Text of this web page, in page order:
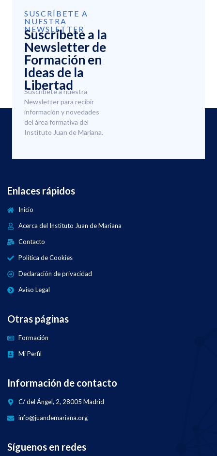
SUSCRÍBETE A
NUESTRA
NEWSLETTER
Suscríbete a la
Newsletter de
Formación en
Ideas de la
Libertad
Suscríbete a nuestra
Newsletter para recibir
información y novedades
del área formativa del
Instituto Juan de Mariana.
Enlaces rápidos
Inicio
Acerca del Instituto Juan de Mariana
Contacto
Política de Cookies
Declaración de privacidad
Aviso Legal
Otras páginas
Formación
Mi Perfil
Información de contacto
C/ del Ángel, 2, 28005 Madrid
info@juandemariana.org
Síguenos en redes